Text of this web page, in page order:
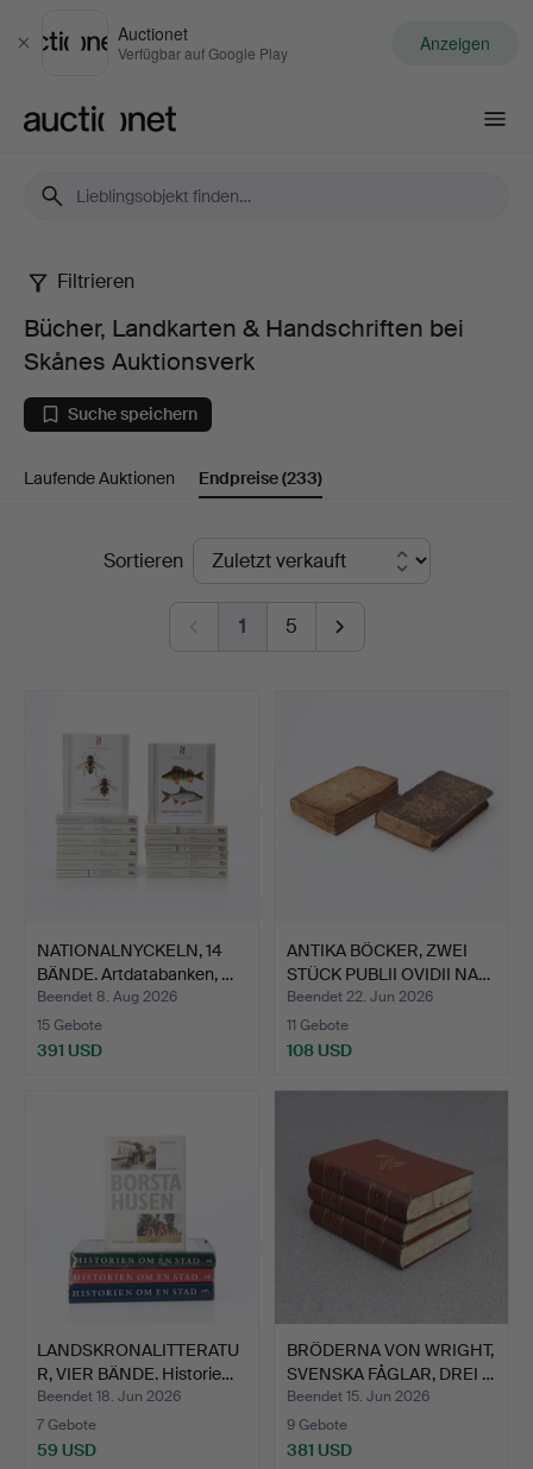
Schließen
Auctionet
Verfügbar auf Google Play Anzeigen
Bücher,
Landkarten
&
Handschriften
Skånes
Auktionsverk
Filtrieren
Bücher, Landkarten & Handschriften bei
Skånes Auktionsverk
Suche speichern
Laufende Auktionen Endpreise(233)
EndpreiseSortieren
1 5
NATIONALNYCKELN, 14
BÄNDE. Artdatabanken, …
Beendet 8. Aug 2026
15 Gebote
391 USD
ANTIKA BÖCKER, ZWEI
STÜCK PUBLII OVIDII NA…
Beendet 22. Jun 2026
11 Gebote
108 USD
LANDSKRONALITTERATU
R, VIER BÄNDE. Historie…
Beendet 18. Jun 2026
7 Gebote
59 USD
BRÖDERNA VON WRIGHT,
SVENSKA FÅGLAR, DREI …
Beendet 15. Jun 2026
9 Gebote
381 USD